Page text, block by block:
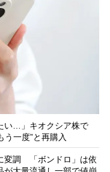
い…」キオクシア株で
一度”と再購入
変調 「ボンドロ」は依